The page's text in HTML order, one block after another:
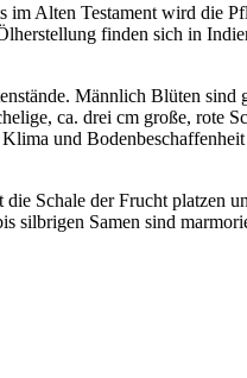
Alten Testament wird die
finden sich in
Männlich Blüten
ca. drei cm große, rote
und
Schale der Frucht platzen
silbrigen Samen sind